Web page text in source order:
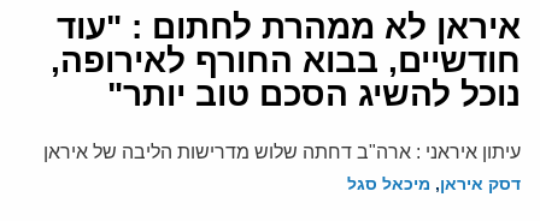
איראן לא ממהרת לחתום : "עוד
חודשיים, בבוא החורף לאירופה,
נוכל להשיג הסכם טוב יותר"
עיתון איראני : ארה"ב דחתה שלוש מדרישות הליבה של איראן
דסק איראן, מיכאל סגל